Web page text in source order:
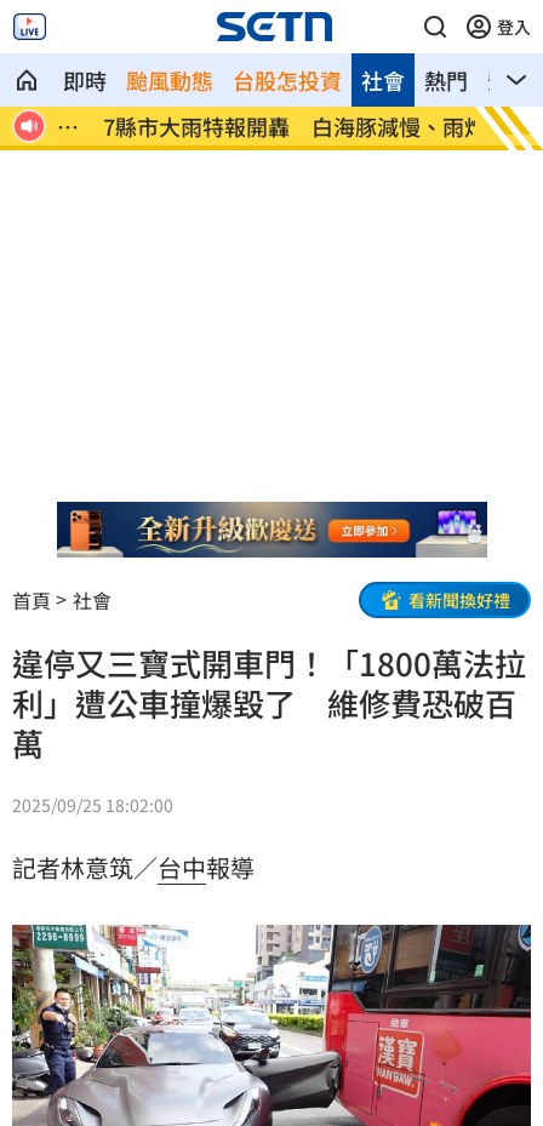
登入
即時 颱風動態 台股怎投資 熱門 影音
社會
昏
7縣市大雨特報開轟 白海豚減慢、雨炸3
天
國道
醫
首頁 社會 看新聞換好禮
違停又三寶式開車門！「1800萬法拉
利」遭公車撞爆毀了 維修費恐破百
萬
2025/09/25 18:02:00
記者林意筑／台中報導